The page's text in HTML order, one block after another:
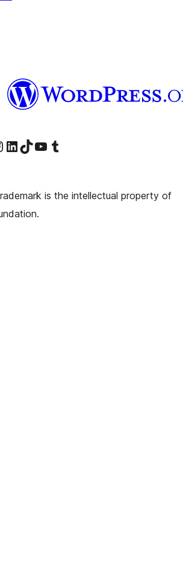
લો અમારા LinkedIn એકાઉન્ટની મુલાકાત લોઅમારા TikTok એકાઉન્ટની મુલાકાત લોઅમારી YouTube ચેનલની મુલાકાત લો અમારા Tumblr એકાઉન્ટની મુલાકાત લો
is the intellectual property of